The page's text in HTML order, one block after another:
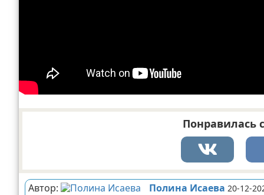
Понравилась
Автор: Полина Исаева 20-12-